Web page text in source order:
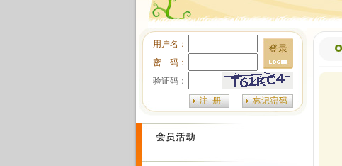
用户名：
密 码：
验证码：